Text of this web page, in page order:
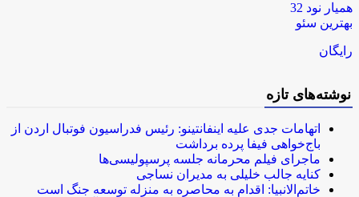
همیار نود 32
بهترین سئو
رایگان
نوشته‌های تازه
اتهامات جدی علیه اینفانتینو: رئیس فدراسیون فوتبال اردن از
باج‌خواهی فیفا پرده برداشت
ماجرای فیلم محرمانه جلسه پرسپولیسی‌ها
کنایه جالب خلیلی به مدیران نساجی
خاتم‌الانبیا: اقدام به محاصره به منزله توسعه جنگ است